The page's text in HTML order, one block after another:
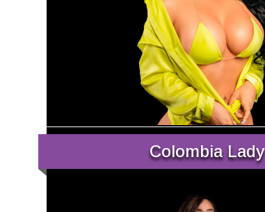
Colombia Lady